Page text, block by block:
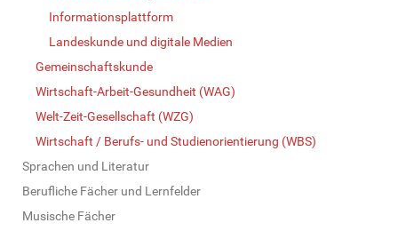
Informationsplattform
Landeskunde und digitale Medien
Gemeinschaftskunde
Wirtschaft-Arbeit-Gesundheit (WAG)
Welt-Zeit-Gesellschaft (WZG)
Wirtschaft / Berufs- und Studienorientierung (WBS)
Sprachen und Literatur
Berufliche Fächer und Lernfelder
Musische Fächer